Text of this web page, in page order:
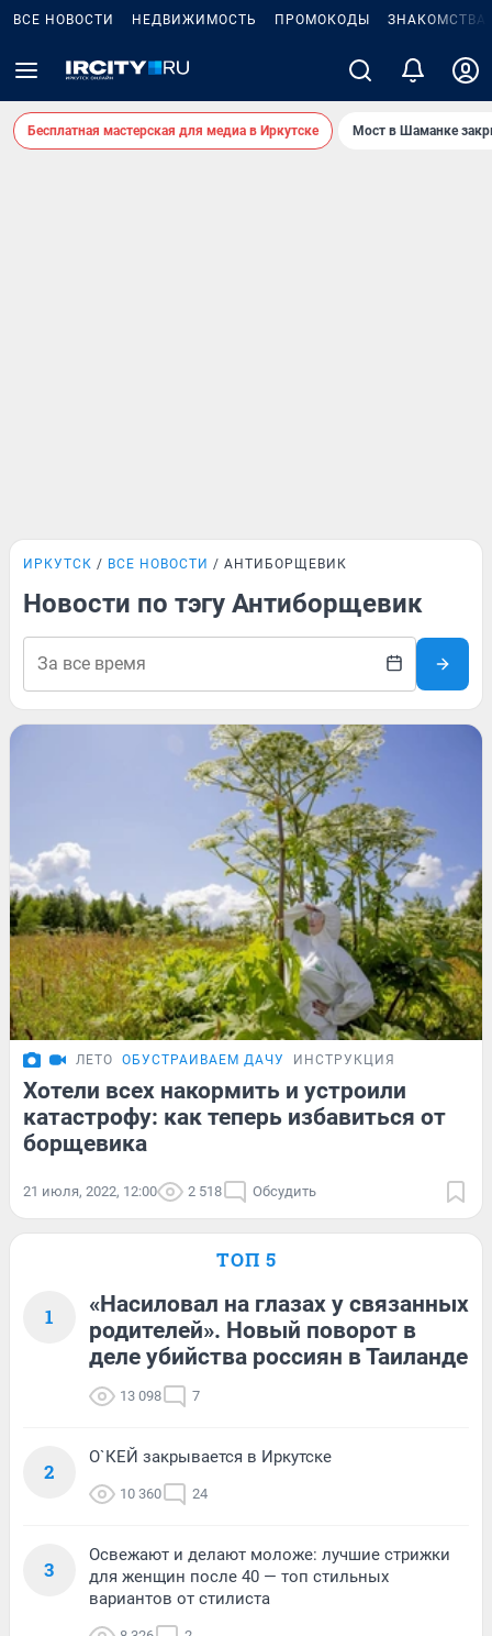
ВСЕ НОВОСТИ НЕДВИЖИМОСТЬ ПРОМОКОДЫ ЗНАКОМСТВА
Бесплатная мастерская для медиа в Иркутске Мост в Шаманке
ИРКУТСК ВСЕ НОВОСТИ АНТИБОРЩЕВИК
Новости по тэгу Антиборщевик
ЛЕТО ОБУСТРАИВАЕМ ДАЧУ ИНСТРУКЦИЯ
Хотели всех накормить и устроили
катастрофу: как теперь избавиться от
борщевика
21 июля, 2022, 12:00 2 518 Обсудить
ТОП 5
1
«Насиловал на глазах у связанных
родителей». Новый поворот в
деле убийства россиян в Таиланде
13 098 7
2
О`КЕЙ закрывается в Иркутске
10 360 24
3
Освежают и делают моложе: лучшие стрижки
для женщин после 40 — топ стильных
вариантов от стилиста